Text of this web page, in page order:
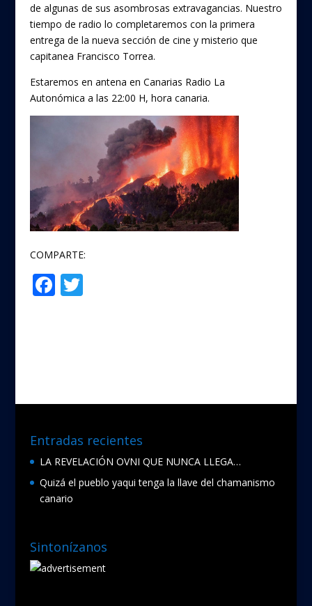
de algunas de sus asombrosas extravagancias. Nuestro
tiempo de radio lo completaremos con la primera
entrega de la nueva sección de cine y misterio que
capitanea Francisco Torrea.
Estaremos en antena en Canarias Radio La
Autonómica a las 22:00 H, hora canaria.
COMPARTE:
F
o
T
Entradas recientes
LA REVELACIÓN OVNI QUE NUNCA LLEGA…
Quizá el pueblo yaqui tenga la llave del chamanismo
canario
Sintonízanos